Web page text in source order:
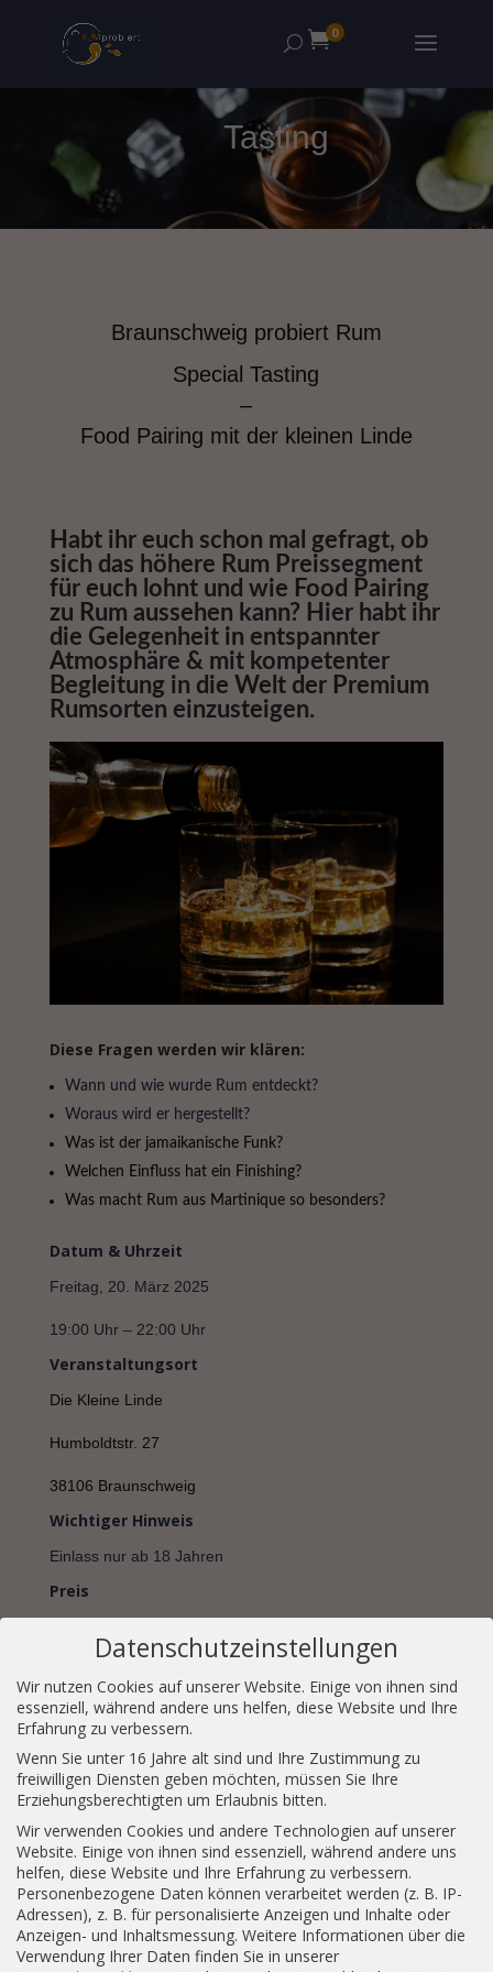
0
Tasting
Braunschweig probiert Rum
Special Tasting
–
Food Pairing mit der kleinen Linde
Habt ihr euch schon mal gefragt, ob
sich das höhere Rum Preissegment
für euch lohnt und wie Food Pairing
zu Rum aussehen kann? Hier habt ihr
die Gelegenheit in entspannter
Atmosphäre & mit kompetenter
Begleitung in die Welt der Premium
Rumsorten einzusteigen.
Diese Fragen werden wir klären:
Wann und wie wurde Rum entdeckt?
Woraus wird er hergestellt?
Was ist der jamaikanische Funk?
Welchen Einfluss hat ein Finishing?
Was macht Rum aus Martinique so besonders?
Datum & Uhrzeit
Freitag, 20. März 2025
19:00 Uhr – 22:00 Uhr
Veranstaltungsort
Die Kleine Linde
Humboldtstr. 27
38106 Braunschweig
Wichtiger Hinweis
Einlass nur ab 18 Jahren
Preis
JETZT TICKETS SICHERN
Ablauf
Bei diesem Tasting besonderen Tastring widmen wir uns
dem Premiumsegment der Rumwelt. Gemeinsam
verkosten wir 5 verschiedene Rumsorten und lernen so
die Welt der besonderen Aromen kennen.Wir schauen
gemeinsam wie unterschiedlich die einzelnen Länder
schmecken, welche Einflüsse eine besonders lange
Datenschutzeinstellungen
Wir nutzen Cookies auf unserer Website. Einige von ihnen sind
essenziell, während andere uns helfen, diese Website und Ihre
Erfahrung zu verbessern.
Wenn Sie unter 16 Jahre alt sind und Ihre Zustimmung zu
freiwilligen Diensten geben möchten, müssen Sie Ihre
Erziehungsberechtigten um Erlaubnis bitten.
Wir verwenden Cookies und andere Technologien auf unserer
Website. Einige von ihnen sind essenziell, während andere uns
helfen, diese Website und Ihre Erfahrung zu verbessern.
Personenbezogene Daten können verarbeitet werden (z. B. IP-
Adressen), z. B. für personalisierte Anzeigen und Inhalte oder
Anzeigen- und Inhaltsmessung. Weitere Informationen über die
Verwendung Ihrer Daten finden Sie in unserer